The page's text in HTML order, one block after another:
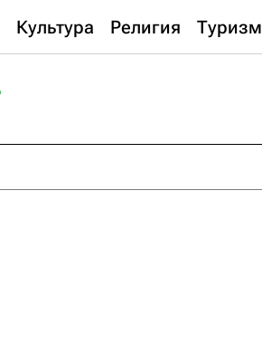
Культура Религия Туризм